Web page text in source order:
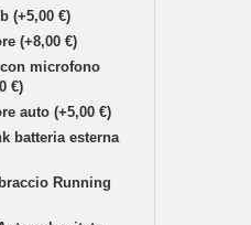
(+5,00 €)
(+8,00 €)
microfono
€)
auto (+5,00 €)
batteria esterna
Running